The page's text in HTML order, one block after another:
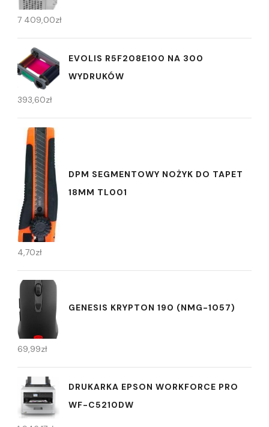
7 409,00zł
EVOLIS R5F208E100 NA 300
WYDRUKÓW
393,60zł
DPM SEGMENTOWY NOŻYK DO TAPET
18MM TL001
4,70zł
GENESIS KRYPTON 190 (NMG-1057)
69,99zł
DRUKARKA EPSON WORKFORCE PRO
WF-C5210DW